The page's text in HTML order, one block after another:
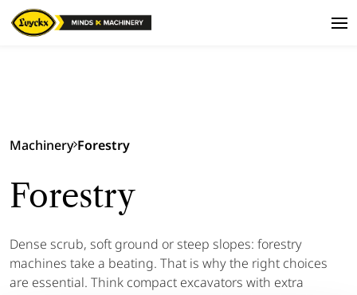
Machinery Forestry
Forestry
Dense scrub, soft ground or steep slopes: forestry
machines take a beating. That is why the right choices
are essential. Think compact excavators with extra